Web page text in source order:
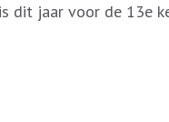
dit jaar voor de 13e